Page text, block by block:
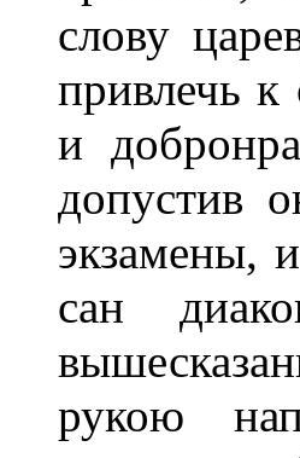
слову
привлечь
и
допустив
экзамены,
сан
рукою